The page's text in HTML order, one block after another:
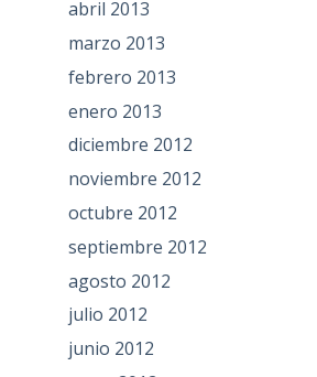
abril 2013
marzo 2013
febrero 2013
enero 2013
diciembre 2012
noviembre 2012
octubre 2012
septiembre 2012
agosto 2012
julio 2012
junio 2012